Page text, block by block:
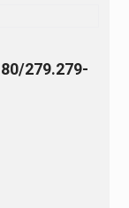
279.279-